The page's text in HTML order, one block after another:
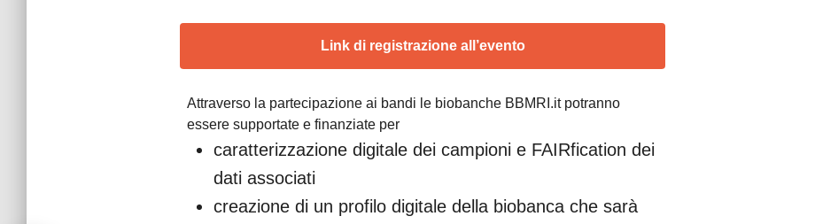
Link di registrazione all’evento
Attraverso la partecipazione ai bandi le biobanche BBMRI.it potranno
essere supportate e finanziate per
caratterizzazione digitale dei campioni e FAIRfication dei
dati associati
creazione di un profilo digitale della biobanca che sarà